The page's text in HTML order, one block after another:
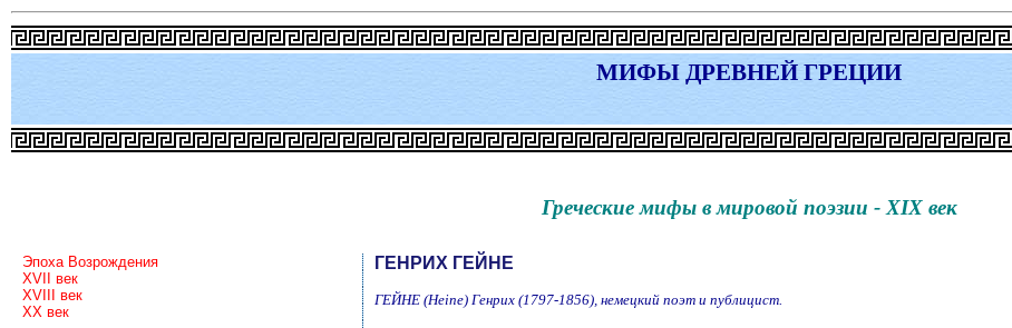
МИФЫ ДРЕВНЕЙ ГРЕЦИИ
Греческие мифы в мировой поэзии - ХIХ век
Эпоха Возрождения
ХVII век
ХVIII век
ХХ век
ГЕНРИХ ГЕЙНЕ
ГЕЙНЕ (Heine) Генрих (1797-1856), немецкий поэт и публицист.